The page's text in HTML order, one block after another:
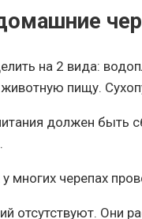
на 2 вида:
пищу.
должен быть
многих черепах
отсутствуют.